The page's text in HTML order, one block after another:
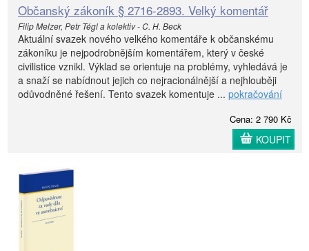
Občanský zákoník § 2716-2893. Velký komentář
Filip Melzer, Petr Tégl a kolektiv - C. H. Beck
Aktuální svazek nového velkého komentáře k občanskému
zákoníku je nejpodrobnějším komentářem, který v české
civilistice vznikl. Výklad se orientuje na problémy, vyhledává je
a snaží se nabídnout jejich co nejracionálnější a nejhlouběji
odůvodněné řešení. Tento svazek komentuje ... pokračování
Cena: 2 790 Kč
KOUPIT